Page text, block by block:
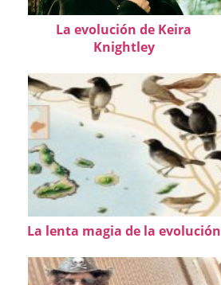
La evolución de Keira
Knightley
La lenta magia de la evolución